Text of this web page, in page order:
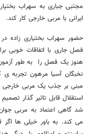
مجتبی جباری به سهراب
ایرانی با مربی خارجی کار کند.
حضور سهراب بختیاری زاده
فصل جاری با اتفاقات خوبی
هنوز یک فصل را به طور
نخبگان آسیا مرهون تجربه ی
مبنی بر جذب یک مربی خارجی
استقلال قابل تاثیر گذار
شد گاهی اعتماد به مربی
می کند. به باور خیلی ها اگر